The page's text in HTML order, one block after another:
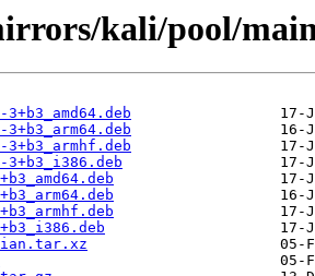
kali/pool/